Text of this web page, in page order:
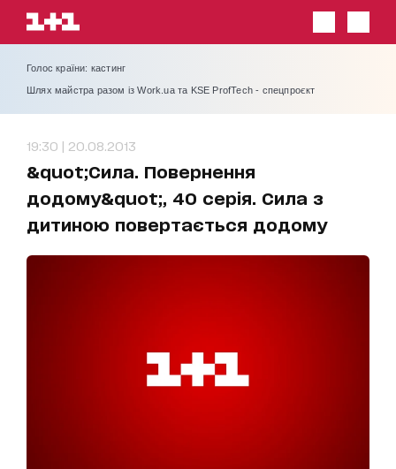
Голос країни: кастинг
Шлях майстра разом із Work.ua та KSE ProfTech - спецпроєкт
19:30 | 20.08.2013
&quot;Сила. Повернення
додому&quot;, 40 серія. Сила з
дитиною повертається додому